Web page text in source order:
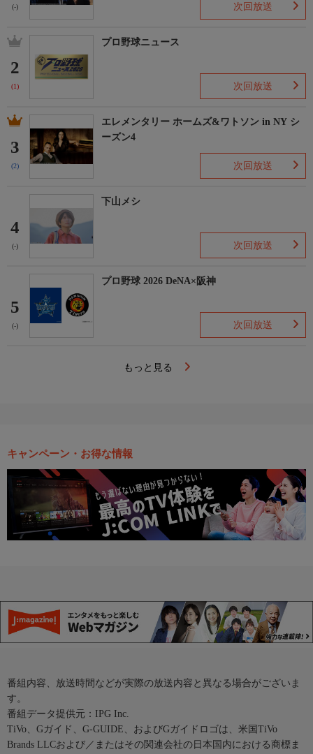
(-) 次回放送
2
(1)
プロ野球ニュース
次回放送
3
(2)
エレメンタリー ホームズ&ワトソン in NY シ
ーズン4
次回放送
4
(-)
下山メシ
次回放送
5
(-)
プロ野球 2026 DeNA×阪神
次回放送
もっと見る
キャンペーン・お得な情報
番組内容、放送時間などが実際の放送内容と異なる場合がございま
す。
番組データ提供元：IPG Inc.
TiVo、Gガイド、G-GUIDE、およびGガイドロゴは、米国TiVo
Brands LLCおよび／またはその関連会社の日本国内における商標ま